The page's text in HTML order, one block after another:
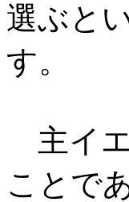
選ぶと
す。
主イ
ことで